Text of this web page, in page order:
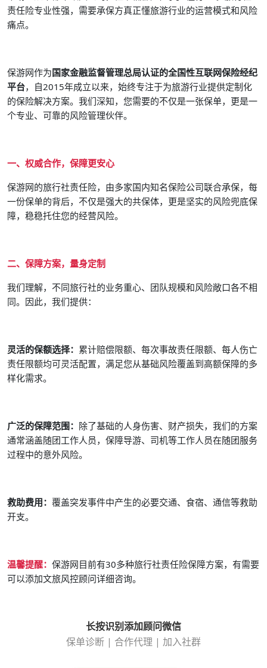
责任险专业性强，需要承保方真正懂旅游行业的运营模式和风险
痛点。
保游网作为国家金融监督管理总局认证的全国性互联网保险经纪
平台，自2015年成立以来，始终专注于为旅游行业提供定制化
的保险解决方案。我们深知，您需要的不仅是一张保单，更是一
个专业、可靠的风险管理伙伴。
一、权威合作，保障更安心
保游网的旅行社责任险，由多家国内知名保险公司联合承保，每
一份保单的背后，不仅是强大的共保体，更是坚实的风险兜底保
障，稳稳托住您的经营风险。
二、保障方案，量身定制
我们理解，不同旅行社的业务重心、团队规模和风险敞口各不相
同。因此，我们提供：
灵活的保额选择： 累计赔偿限额、每次事故责任限额、每人伤亡
责任限额均可灵活配置，满足您从基础风险覆盖到高额保障的多
样化需求。
广泛的保障范围： 除了基础的人身伤害、财产损失，我们的方案
通常涵盖随团工作人员，保障导游、司机等工作人员在随团服务
过程中的意外风险。
救助费用： 覆盖突发事件中产生的必要交通、食宿、通信等救助
开支。
温馨提醒： 保游网目前有30多种旅行社责任险保障方案，有需要
可以添加文旅风控顾问详细咨询。
长按识别添加顾问微信
保单诊断 | 合作代理 | 加入社群